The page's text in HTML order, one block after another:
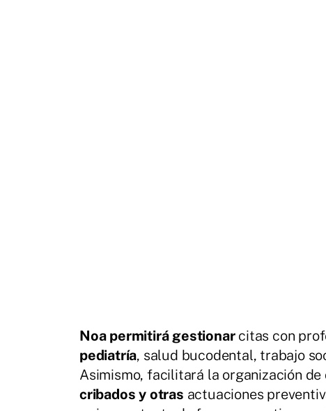
Noa permitirá gestionarcitas con
pediatría, salud bucodental, trabajo
Asimismo, facilitará la organización
cribados y otras actuaciones